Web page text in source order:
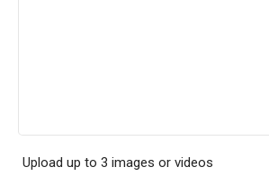
Upload up to 3 images or videos